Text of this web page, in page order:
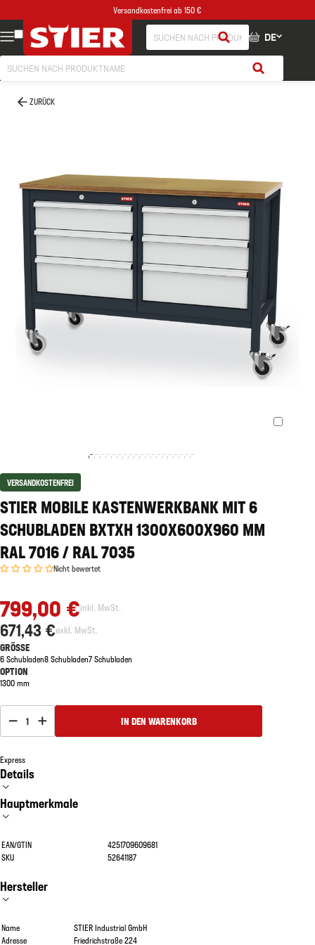
Versandkostenfrei ab 150 €
DE
ZURÜCK
VERSANDKOSTENFREI
STIER MOBILE KASTENWERKBANK MIT 6
SCHUBLADEN BXTXH 1300X600X960 MM
RAL 7016 / RAL 7035
Nicht bewertet
799,00 €inkl. MwSt.
671,43 €exkl. MwSt.
GRÖSSE
6 Schubladen8 Schubladen7 Schubladen
OPTION
1300 mm
1 IN DEN WARENKORB
Express
Details
Hauptmerkmale
EAN/GTIN
4251709609681
SKU
52641187
Hersteller
Name
STIER Industrial GmbH
Adresse
Friedrichstraße 224